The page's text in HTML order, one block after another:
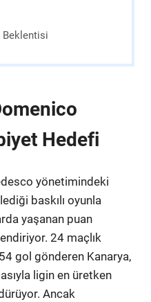
Beklentisi
Hedefi
yönetimindeki
baskılı oyunla
yaşanan puan
24 maçlık
gol gönderen Kanarya,
ligin en üretken
Ancak